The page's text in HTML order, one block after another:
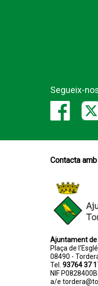
Segueix-
Contacta
Ajuntament de
Plaça de
08490 -
Tel. 93764 37
NIF P0828400B
a/e